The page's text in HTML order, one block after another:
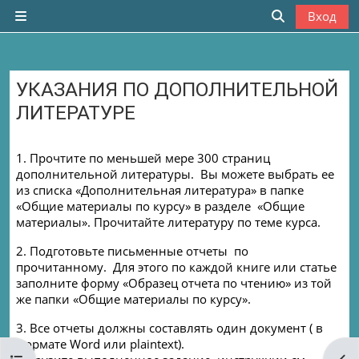
Перейти к основному содержанию
Боковая панель
Изменить
Вход
УКАЗАНИЯ ПО ДОПОЛНИТЕЛЬНОЙ
ЛИТЕРАТУРЕ
1. Прочтите по меньшей мере 300 страниц
дополнительной литературы. Вы можете выбрать ее
из списка «Дополнительная литература» в папке
«Общие материалы по курсу» в разделе «Общие
материалы». Прочитайте литературу по теме курса.
2. Подготовьте письменные отчеты по
прочитанному. Для этого по каждой книге или статье
заполните форму «Образец отчета по чтению» из той
же папки «Общие материалы по курсу».
3. Все отчеты должны составлять один документ ( в
формате Word или plaintext).